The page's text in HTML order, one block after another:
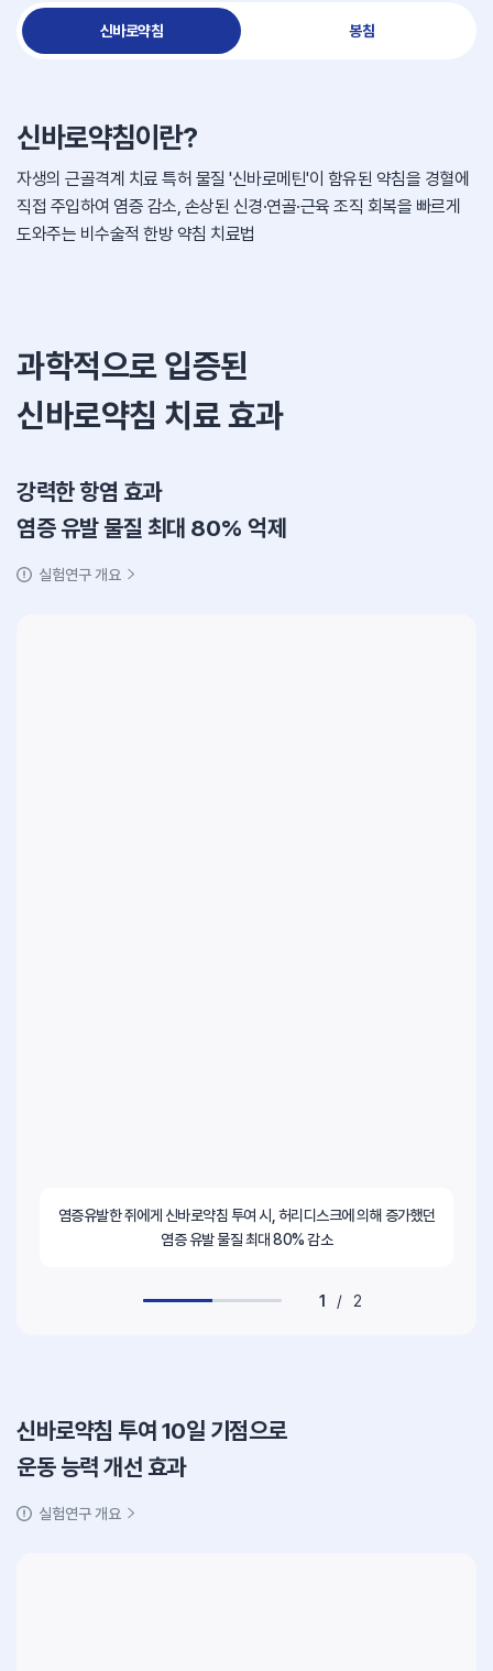
신바로약침 봉침
신바로약침이란?
자생의 근골격계 치료 특허 물질 '신바로메틴'이 함유된 약침을 경혈에
직접 주입하여 염증 감소, 손상된 신경·연골·근육 조직 회복을 빠르게
도와주는 비수술적 한방 약침 치료법
과학적으로 입증된
신바로약침 치료 효과
강력한 항염 효과
염증 유발 물질 최대 80% 억제
실험연구 개요
염증유발한 쥐에게 신바로약침 투여 시, 허리디스크에 의해 증가했던
염증 유발 물질 최대 80% 감소
1 / 2
신바로약침 투여 10일 기점으로
운동 능력 개선 효과
실험연구 개요